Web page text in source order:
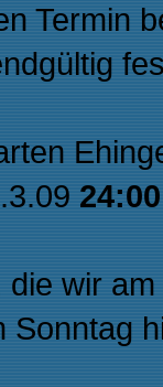
Termin
die wir
Sonntag